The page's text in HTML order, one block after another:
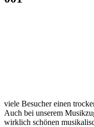
viele Besucher einen
Auch bei unserem
wirklich schönen